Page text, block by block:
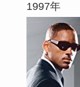
1997年